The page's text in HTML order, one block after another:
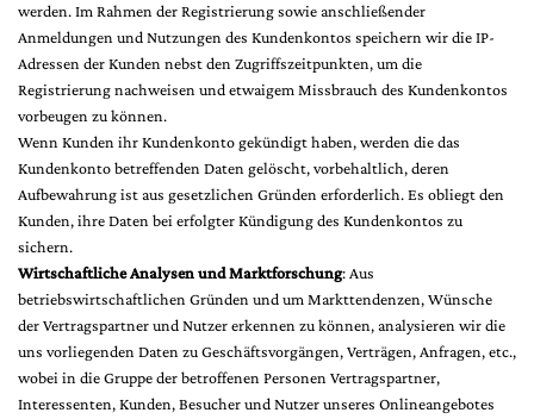
werden. Im Rahmen der Registrierung sowie anschließender
Anmeldungen und Nutzungen des Kundenkontos speichern wir die IP-
Adressen der Kunden nebst den Zugriffszeitpunkten, um die
Registrierung nachweisen und etwaigem Missbrauch des Kundenkontos
vorbeugen zu können.
Wenn Kunden ihr Kundenkonto gekündigt haben, werden die das
Kundenkonto betreffenden Daten gelöscht, vorbehaltlich, deren
Aufbewahrung ist aus gesetzlichen Gründen erforderlich. Es obliegt den
Kunden, ihre Daten bei erfolgter Kündigung des Kundenkontos zu
sichern.
Wirtschaftliche Analysen und Marktforschung: Aus
betriebswirtschaftlichen Gründen und um Markttendenzen, Wünsche
der Vertragspartner und Nutzer erkennen zu können, analysieren wir die
uns vorliegenden Daten zu Geschäftsvorgängen, Verträgen, Anfragen, etc.,
wobei in die Gruppe der betroffenen Personen Vertragspartner,
Interessenten, Kunden, Besucher und Nutzer unseres Onlineangebotes